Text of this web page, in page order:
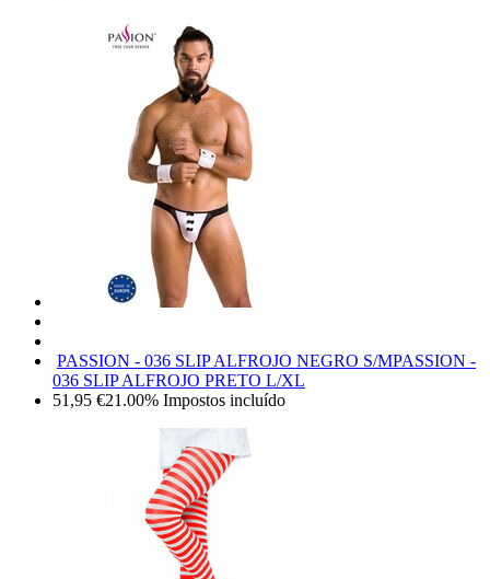
PASSION - 036 SLIP ALFROJO NEGRO S/MPASSION -
036 SLIP ALFROJO PRETO L/XL
51,95 €21.00% Impostos incluído